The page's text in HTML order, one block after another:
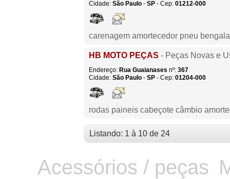
Cidade: São Paulo - SP - Cep: 01212-000
carenagem amortecedor pneu
HB MOTO PEÇAS - Peças Novas e
Endereço: Rua Guaianases nº: 367
Cidade: São Paulo - SP - Cep: 01204-000
rodas paineis cabeçote câmbio
Listando: 1 à 10 de 24
Acessórios / peças